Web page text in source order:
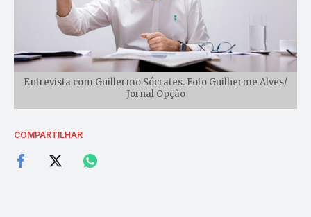
Entrevista com Guillermo Sócrates. Foto Guilherme Alves/
Jornal Opção
COMPARTILHAR